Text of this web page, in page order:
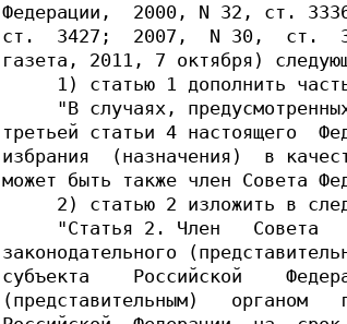
Федерации,  2000, N 32, ст.
ст.  3427;  2007,  N 30,  ст.
газета, 2011, 7 октября)
1) статью 1 дополнить
"В случаях,
третьей статьи 4 настоящего
избрания  (назначения)  в
может быть также член Совета
2) статью 2 изложить в
"Статья 2. Член   Совета
законодательного
субъекта    Российской
(представительным)   органом